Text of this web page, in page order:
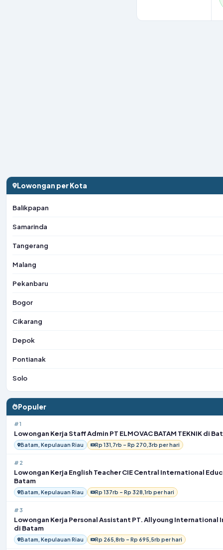
Lowongan per Kota
Balikpapan
Samarinda
Tangerang
Malang
Pekanbaru
Bogor
Cikarang
Depok
Pontianak
Solo
Populer
#1
Lowongan Kerja Staff Admin PT ELMOVAC BATAM TEKNIK di
Batam, Kepulauan Riau Rp 131,7rb – Rp 270,3rb per hari
#2
Lowongan Kerja English Teacher CIE Central International
Batam
Batam, Kepulauan Riau Rp 137rb – Rp 328,1rb per hari
#3
Lowongan Kerja Personal Assistant PT. Allyoung International
di Batam
Batam, Kepulauan Riau Rp 265,8rb – Rp 695,5rb per hari